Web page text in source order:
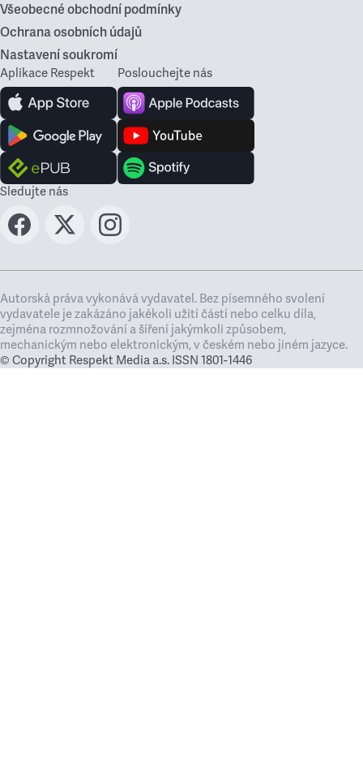
Všeobecné obchodní podmínky
Ochrana osobních údajů
Nastavení soukromí
Aplikace Respekt Poslouchejte nás
Sledujte nás
Autorská práva vykonává vydavatel. Bez písemného svolení
vydavatele je zakázáno jakékoli užití částí nebo celku díla,
zejména rozmnožování a šíření jakýmkoli způsobem,
mechanickým nebo elektronickým, v českém nebo jiném jazyce.
© Copyright Respekt Media a.s. ISSN 1801-1446